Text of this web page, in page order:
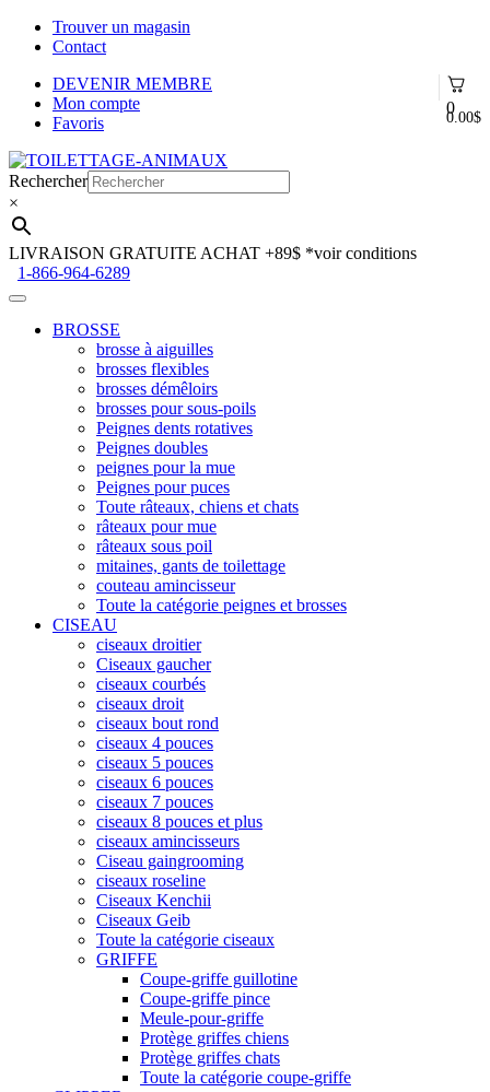
Trouver un magasin
Contact
0
0.00$
DEVENIR MEMBRE
Mon compte
Favoris
Aller
à
la
navigation
Aller
au
contenu
Rechercher
×
LIVRAISON GRATUITE ACHAT +89$ *voir conditions
1-866-964-6289
BROSSE
brosse à aiguilles
brosses flexibles
brosses démêloirs
brosses pour sous-poils
Peignes dents rotatives
Peignes doubles
peignes pour la mue
Peignes pour puces
Toute râteaux, chiens et chats
râteaux pour mue
râteaux sous poil
mitaines, gants de toilettage
couteau amincisseur
Toute la catégorie peignes et brosses
CISEAU
ciseaux droitier
Ciseaux gaucher
ciseaux courbés
ciseaux droit
ciseaux bout rond
ciseaux 4 pouces
ciseaux 5 pouces
ciseaux 6 pouces
ciseaux 7 pouces
ciseaux 8 pouces et plus
ciseaux amincisseurs
Ciseau gaingrooming
ciseaux roseline
Ciseaux Kenchii
Ciseaux Geib
Toute la catégorie ciseaux
GRIFFE
Coupe-griffe guillotine
Coupe-griffe pince
Meule-pour-griffe
Protège griffes chiens
Protège griffes chats
Toute la catégorie coupe-griffe